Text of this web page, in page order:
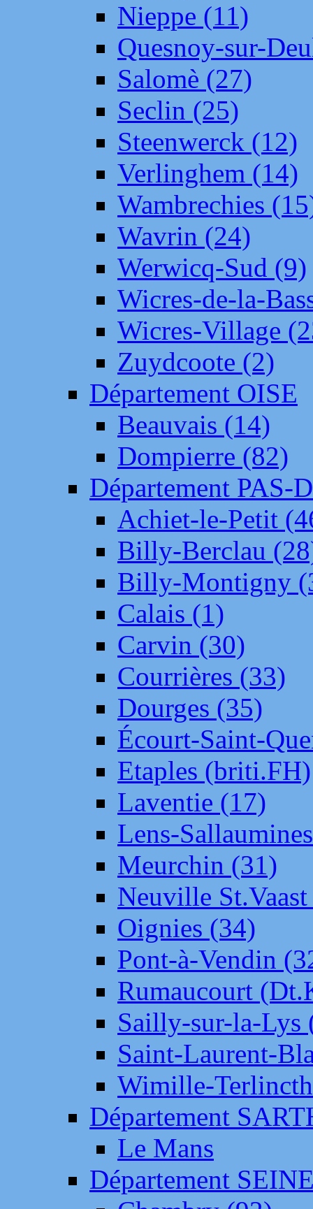
Nieppe (11)
Quesnoy-sur-
Salomè (27)
Seclin (25)
Steenwerck (12)
Verlinghem (14)
Wambrechies
Wavrin (24)
Werwicq-Sud (9)
Wicres-de-la-
Wicres-Village
Zuydcoote (2)
Département OISE
Beauvais (14)
Dompierre (82)
Département PAS-
Achiet-le-Petit
Billy-Berclau
Billy-Montigny
Calais (1)
Carvin (30)
Courrières (33)
Dourges (35)
Écourt-Saint-
Etaples (briti.FH)
Laventie (17)
Lens-
Meurchin (31)
Neuville
Oignies (34)
Pont-à-Vendin
Rumaucourt
Sailly-sur-la-Lys
Saint-Laurent-
Wimille-
Département
Le Mans
Département